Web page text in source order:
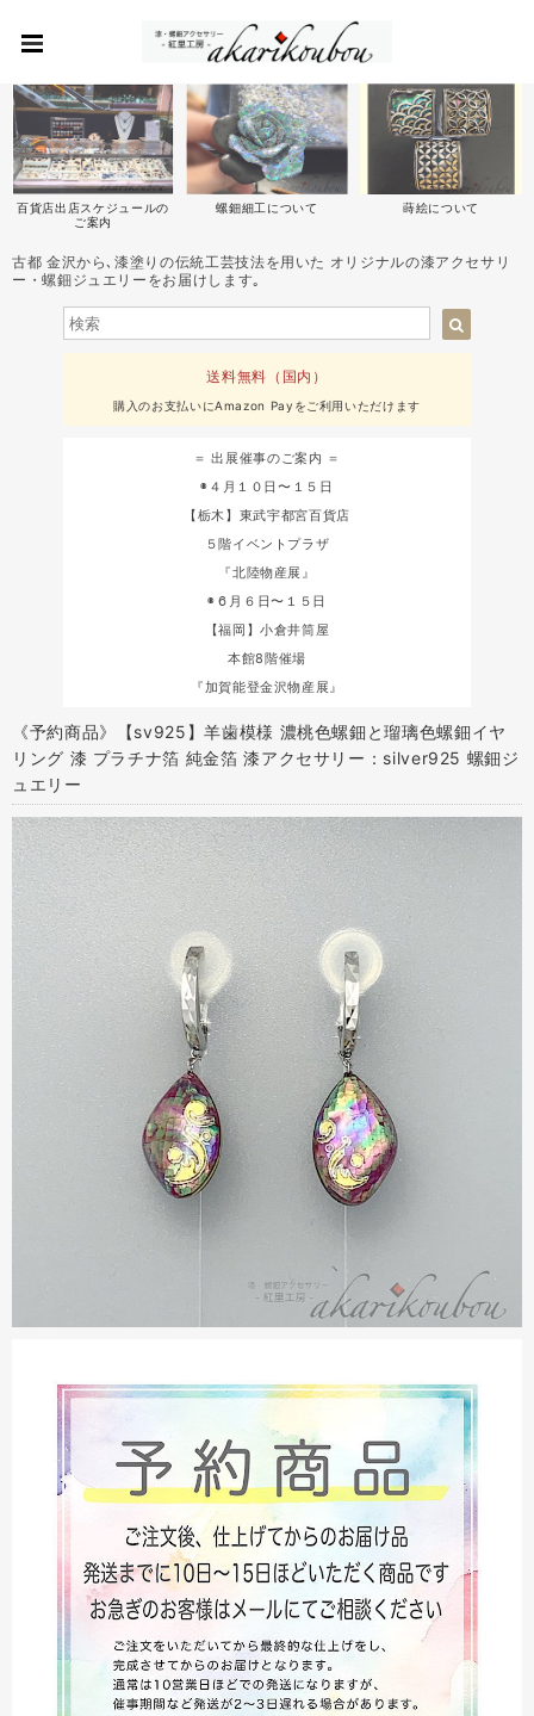
百貨店出店スケジュールの
ご案内
螺鈿細工について 蒔絵について
古都 金沢から､漆塗りの伝統工芸技法を用いた オリジナルの漆アクセサリ
ー・螺鈿ジュエリーをお届けします｡
送料無料（国内）
購入のお支払いにAmazon Payをご利用いただけます
＝ 出展催事のご案内 ＝
◉４月１０日〜１５日
【栃木】東武宇都宮百貨店
５階イベントプラザ
『北陸物産展』
◉６月６日〜１５日
【福岡】小倉井筒屋
本館8階催場
『加賀能登金沢物産展』
《予約商品》【sv925】羊歯模様 濃桃色螺鈿と瑠璃色螺鈿イヤ
リング 漆 プラチナ箔 純金箔 漆アクセサリー：silver925 螺鈿ジ
ュエリー